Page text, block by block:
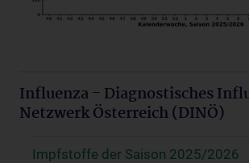
Influenza - Diagnostisches
Netzwerk Österreich (DINÖ)
Impfstoffe der Saison 2025/2026